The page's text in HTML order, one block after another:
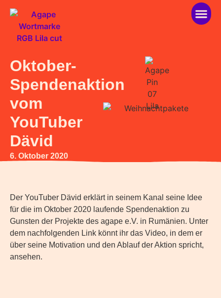
Oktober-
Spendenaktion
vom
YouTuber
Dävid
6. Oktober 2020
Der YouTuber Dävid erklärt in seinem Kanal seine Idee
für die im Oktober 2020 laufende Spendenaktion zu
Gunsten der Projekte des agape e.V. in Rumänien. Unter
dem nachfolgenden Link könnt ihr das Video, in dem er
über seine Motivation und den Ablauf der Aktion spricht,
ansehen.